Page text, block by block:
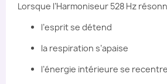
Lorsque l’Harmoniseur 528 Hz
l’esprit se détend
la respiration s’apaise
l’énergie intérieure se recentre